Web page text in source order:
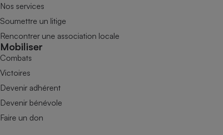
Nos services
Soumettre un litige
Rencontrer une association locale
Mobiliser
Combats
Victoires
Devenir adhérent
Devenir bénévole
Faire un don